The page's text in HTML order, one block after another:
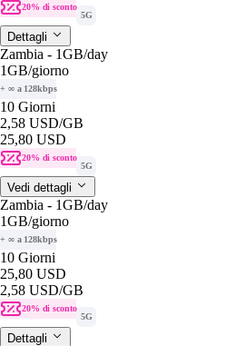
20% di sconto
5G
Dettagli
Zambia - 1GB/day
1GB/giorno
+ ∞ a 128kbps
10 Giorni
2,58 USD/GB
25,80 USD
20% di sconto
5G
Vedi dettagli
Zambia - 1GB/day
1GB/giorno
+ ∞ a 128kbps
10 Giorni
25,80 USD
2,58 USD/GB
20% di sconto
5G
Dettagli